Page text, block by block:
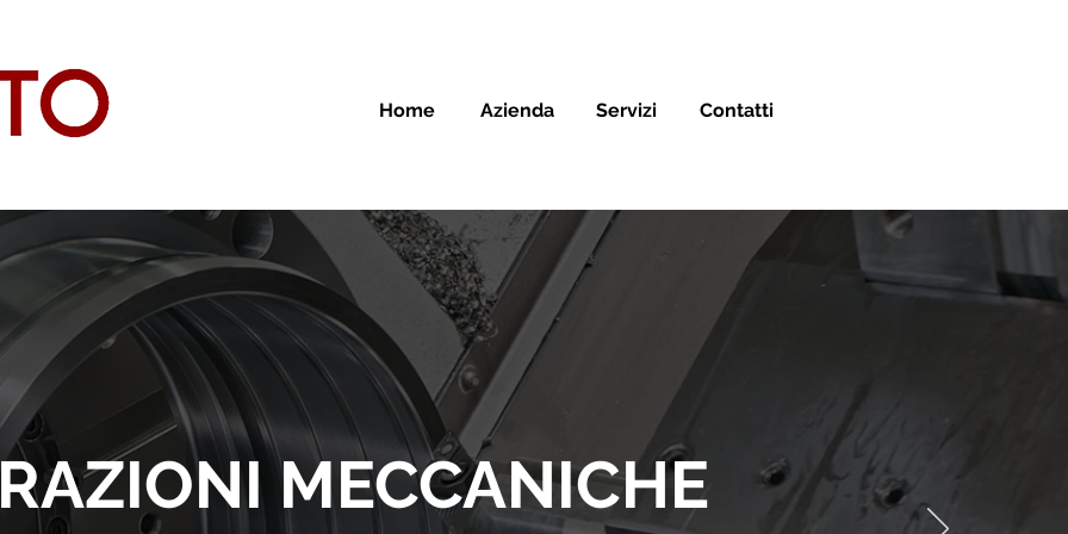
MECCANICHE
Home Azienda Servizi Contatti